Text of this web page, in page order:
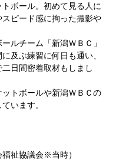
ボール。初めて見る人に
ピード感に拘った撮影や
ルチーム「新潟ＷＢＣ」
及ぶ練習に何日も通い、
日間密着取材もしまし
トボールや新潟ＷＢＣの
います。
祉協議会※当時）